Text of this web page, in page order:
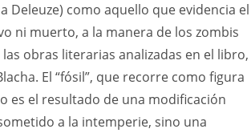
Deleuze) como aquello que evidencia el
ni muerto, a la manera de los zombis
obras literarias analizadas en el libro,
El “fósil”, que recorre como figura
es el resultado de una modificación
a la intemperie, sino una